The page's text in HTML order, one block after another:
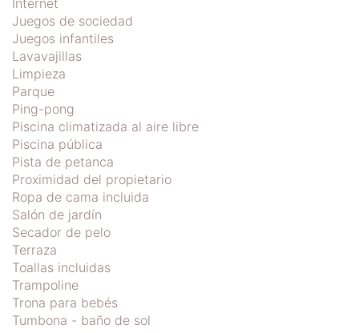
Internet
Juegos de sociedad
Juegos infantiles
Lavavajillas
Limpieza
Parque
Ping-pong
Piscina climatizada al aire libre
Piscina pública
Pista de petanca
Proximidad del propietario
Ropa de cama incluida
Salón de jardín
Secador de pelo
Terraza
Toallas incluidas
Trampoline
Trona para bebés
Tumbona - baño de sol